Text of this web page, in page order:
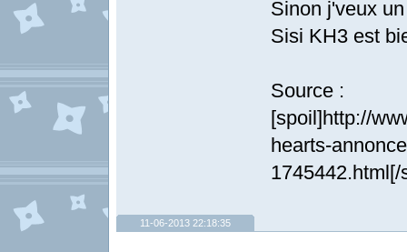
Sinon j'veux
Sisi KH3 est
Source :
[spoil]http://
hearts-
1745442.html[/
11-06-2013 22:18:35